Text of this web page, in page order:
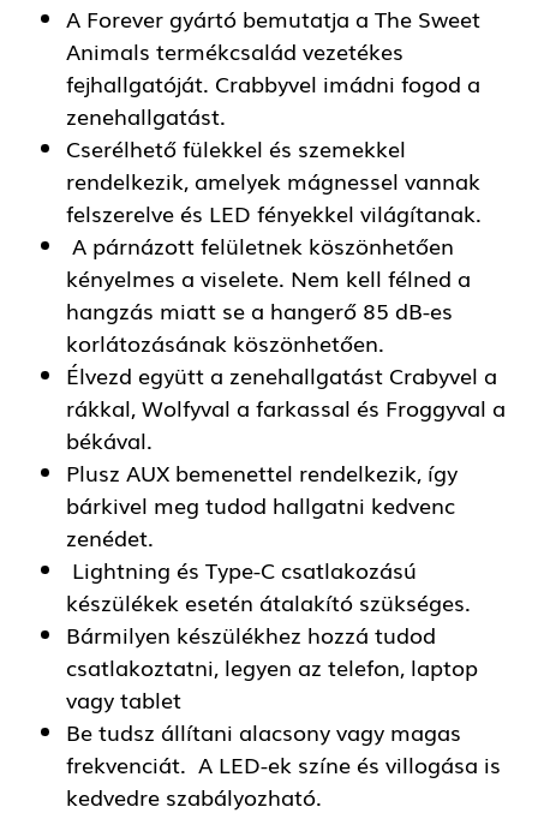
A Forever gyártó bemutatja a The Sweet
Animals termékcsalád vezetékes
fejhallgatóját. Crabbyvel imádni fogod a
zenehallgatást.
Cserélhető fülekkel és szemekkel
rendelkezik, amelyek mágnessel vannak
felszerelve és LED fényekkel világítanak.
A párnázott felületnek köszönhetően
kényelmes a viselete. Nem kell félned a
hangzás miatt se a hangerő 85 dB-es
korlátozásának köszönhetően.
Élvezd együtt a zenehallgatást Crabyvel a
rákkal, Wolfyval a farkassal és Froggyval a
békával.
Plusz AUX bemenettel rendelkezik, így
bárkivel meg tudod hallgatni kedvenc
zenédet.
Lightning és Type-C csatlakozású
készülékek esetén átalakító szükséges.
Bármilyen készülékhez hozzá tudod
csatlakoztatni, legyen az telefon, laptop
vagy tablet
Be tudsz állítani alacsony vagy magas
frekvenciát. A LED-ek színe és villogása is
kedvedre szabályozható.